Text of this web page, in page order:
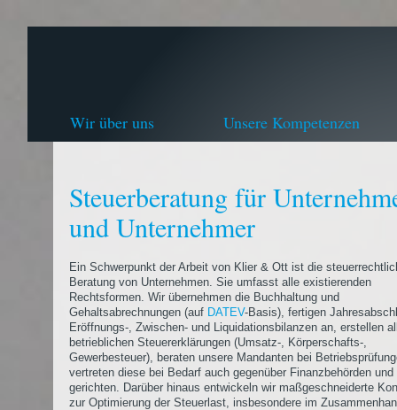
Wir über uns Unsere Kompetenzen
Steuerberatung für
und Unternehmer
Ein Schwerpunkt der Arbeit von Klier & Ott ist die
Beratung von Unternehmen. Sie umfasst alle existierenden
Rechtsformen. Wir übernehmen die Buchhaltung und
Gehaltsabrechnungen (auf DATEV-Basis), fertigen
Eröffnungs-, Zwischen- und Liquidationsbilanzen an, erstellen
betrieblichen Steuererklärungen (Umsatz-, Körperschafts-,
Gewerbesteuer), beraten unsere Mandanten bei
vertreten diese bei Bedarf auch gegenüber Finanzbehörden und
gerichten. Darüber hinaus entwickeln wir maßgeschneiderte
zur Optimierung der Steuerlast, insbesondere im